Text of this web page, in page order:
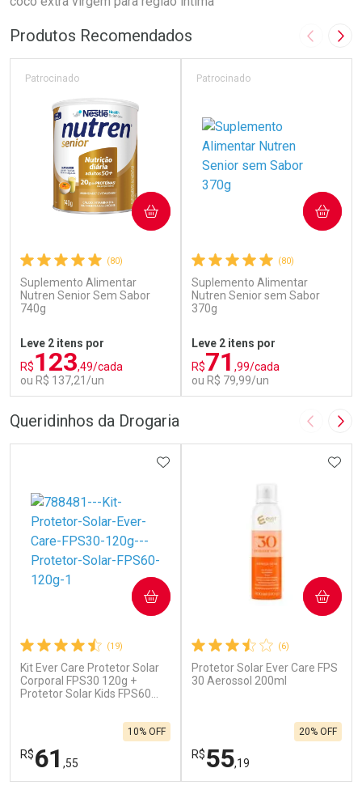
Produtos Recomendados Imagem
(80)
Suplemento Alimentar
Nutren Senior Sem Sabor
740g
Patrocinado
Leve 2 itens por
R$123,49/cada
ou R$ 137,21/un
COMPRAR
Ativar Desconto
Comprar sem Desconto
Por R$ 137,21/cada
Comprar sem Desconto
(80)
Suplemento Alimentar
Nutren Senior sem Sabor
370g
Patrocinado
Leve 2 itens por
R$71 ,99/cada
ou R$ 79,99/un
COMPRAR
Ativar Desconto
Comprar sem Desconto
Queridinhos da Drogaria Imagem
(19)
Kit Ever Care Protetor Solar
Corporal FPS30 120g +
Protetor Solar Kids FPS60
R$61 ,55
10% OFF
ADICIONAR AOS FAVORITOS
COMPRAR
(6)
Protetor Solar Ever Care FPS
30 Aerossol 200ml
R$55,19
20% OFF
COMPRAR